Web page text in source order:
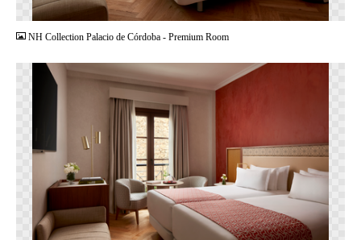
PNG
NH Collection Palacio de Córdoba - Premium Room